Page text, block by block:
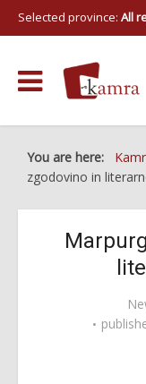
Selected province: All
You are here:
zgodovino in